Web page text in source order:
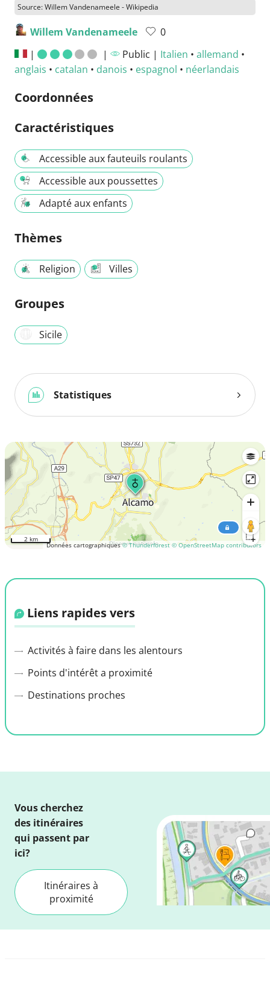
Source: Willem Vandenameele - Wikipedia
Willem Vandenameele
0
|
| Public | Italien • allemand •
anglais • catalan • danois • espagnol • néerlandais
Coordonnées
Caractéristiques
Accessible aux fauteuils roulants
Accessible aux poussettes
Adapté aux enfants
Thèmes
Religion Villes
Groupes
Sicile
Statistiques
Données cartographiques© Thunderforest © OpenStreetMap contributors
2 km
Liens rapides vers
Activités à faire dans les alentours
Points d'intérêt a proximité
Destinations proches
Vous cherchez
des itinéraires
qui passent par
ici?
Itinéraires à
proximité